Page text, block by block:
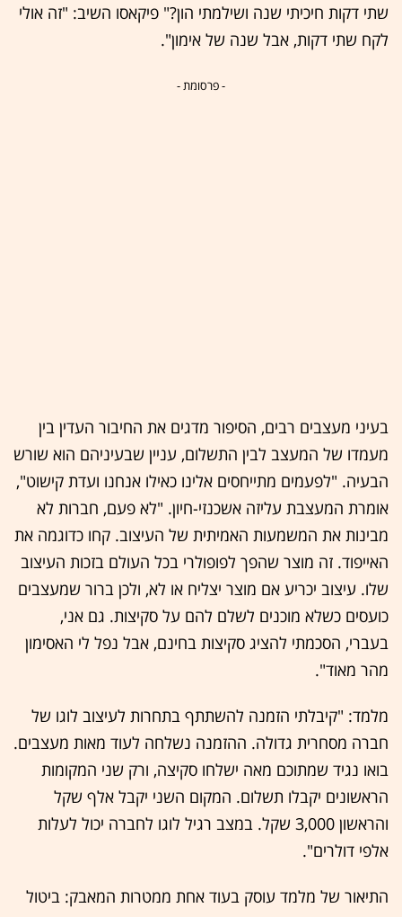
שתי דקות חיכיתי שנה ושילמתי הון?" פיקאסו השיב: "זה אולי
לקח שתי דקות, אבל שנה של אימון".
- פרסומת -
בעיני מעצבים רבים, הסיפור מדגים את החיבור העדין בין
מעמדו של המעצב לבין התשלום, עניין שבעיניהם הוא שורש
הבעיה. "לפעמים מתייחסים אלינו כאילו אנחנו ועדת קישוט",
אומרת המעצבת עליזה אשכנזי-חיון. "לא פעם, חברות לא
מבינות את המשמעות האמיתית של העיצוב. קחו כדוגמה את
האייפוד. זה מוצר שהפך לפופולרי בכל העולם בזכות העיצוב
שלו. עיצוב יכריע אם מוצר יצליח או לא, ולכן ברור שמעצבים
כועסים כשלא מוכנים לשלם להם על סקיצות. גם אני,
בעברי, הסכמתי להציג סקיצות בחינם, אבל נפל לי האסימון
מהר מאוד".
מלמד: "קיבלתי הזמנה להשתתף בתחרות לעיצוב לוגו של
חברה מסחרית גדולה. ההזמנה נשלחה לעוד מאות מעצבים.
בואו נגיד שמתוכם מאה ישלחו סקיצה, ורק שני המקומות
הראשונים יקבלו תשלום. המקום השני יקבל אלף שקל
והראשון 3,000 שקל. במצב רגיל לוגו לחברה יכול לעלות
אלפי דולרים".
התיאור של מלמד עוסק בעוד אחת ממטרות המאבק: ביטול